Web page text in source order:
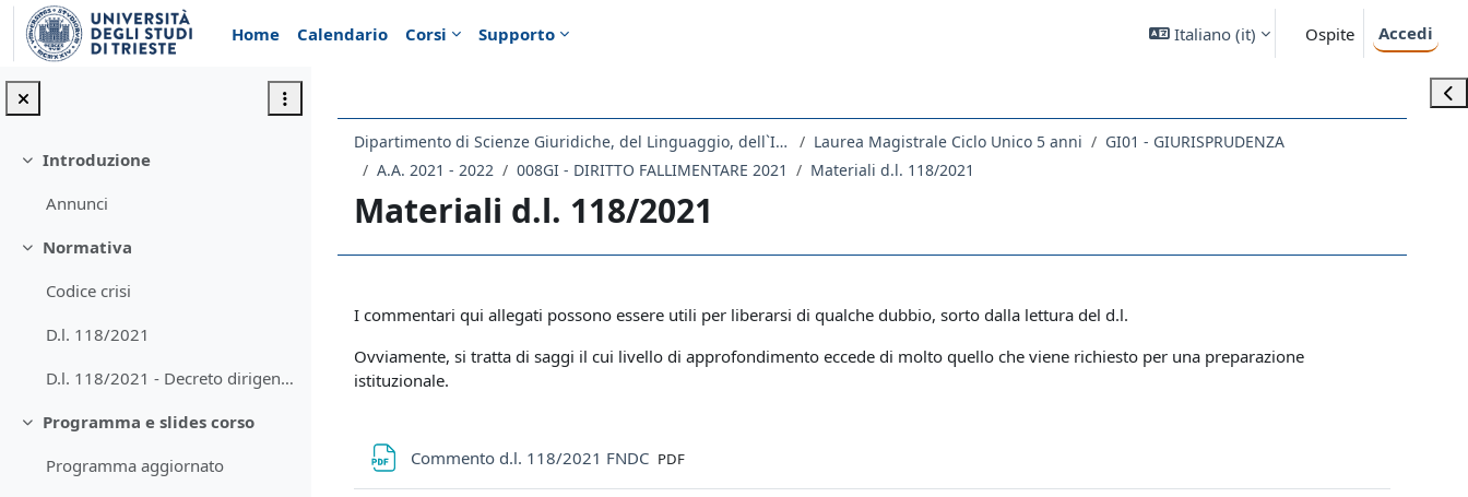
Vai al contenuto principale
Home
Calendario Corsi Supporto Italiano ‎(it)‎ Ospite Accedi
Minimizza
Introduzione
Annunci
Minimizza
Normativa
Codice crisi
D.l. 118/2021
D.l. 118/2021 - Decreto dirigenziale
Minimizza
Programma e slides corso
Programma aggiornato
Dipartimento di Scienze Giuridiche, del Linguaggio, dell`Interpretazione e della Traduzione Laurea Magistrale Ciclo Unico 5 anni
GI01 - GIURISPRUDENZA
A.A. 2021 - 2022
008GI - DIRITTO FALLIMENTARE 2021 Materiali d.l. 118/2021
Materiali d.l. 118/2021
Schema della sezione
I commentari qui allegati possono essere utili per liberarsi di qualche dubbio, sorto dalla lettura del d.l.
Ovviamente, si tratta di saggi il cui livello di approfondimento eccede di molto quello che viene richiesto per una preparazione
istituzionale.
Commento d.l. 118/2021 FNDC File
PDF